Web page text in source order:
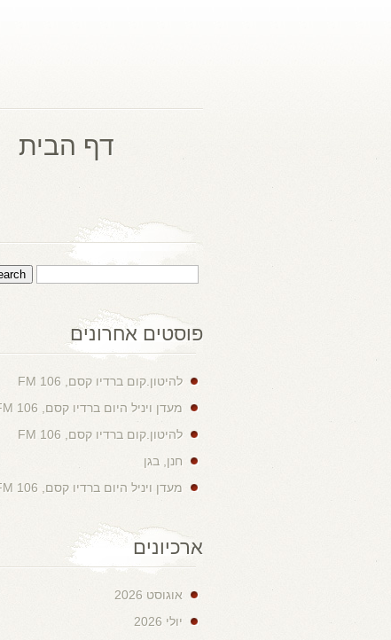
דף הבית
פוסטים אחרונים
להיטון.קום ברדיו קסם, 106 FM
מעדן ויניל היום ברדיו קסם, 106 FM
להיטון.קום ברדיו קסם, 106 FM
חנן, בגן
מעדן ויניל היום ברדיו קסם, 106 FM
ארכיונים
אוגוסט 2026
יולי 2026